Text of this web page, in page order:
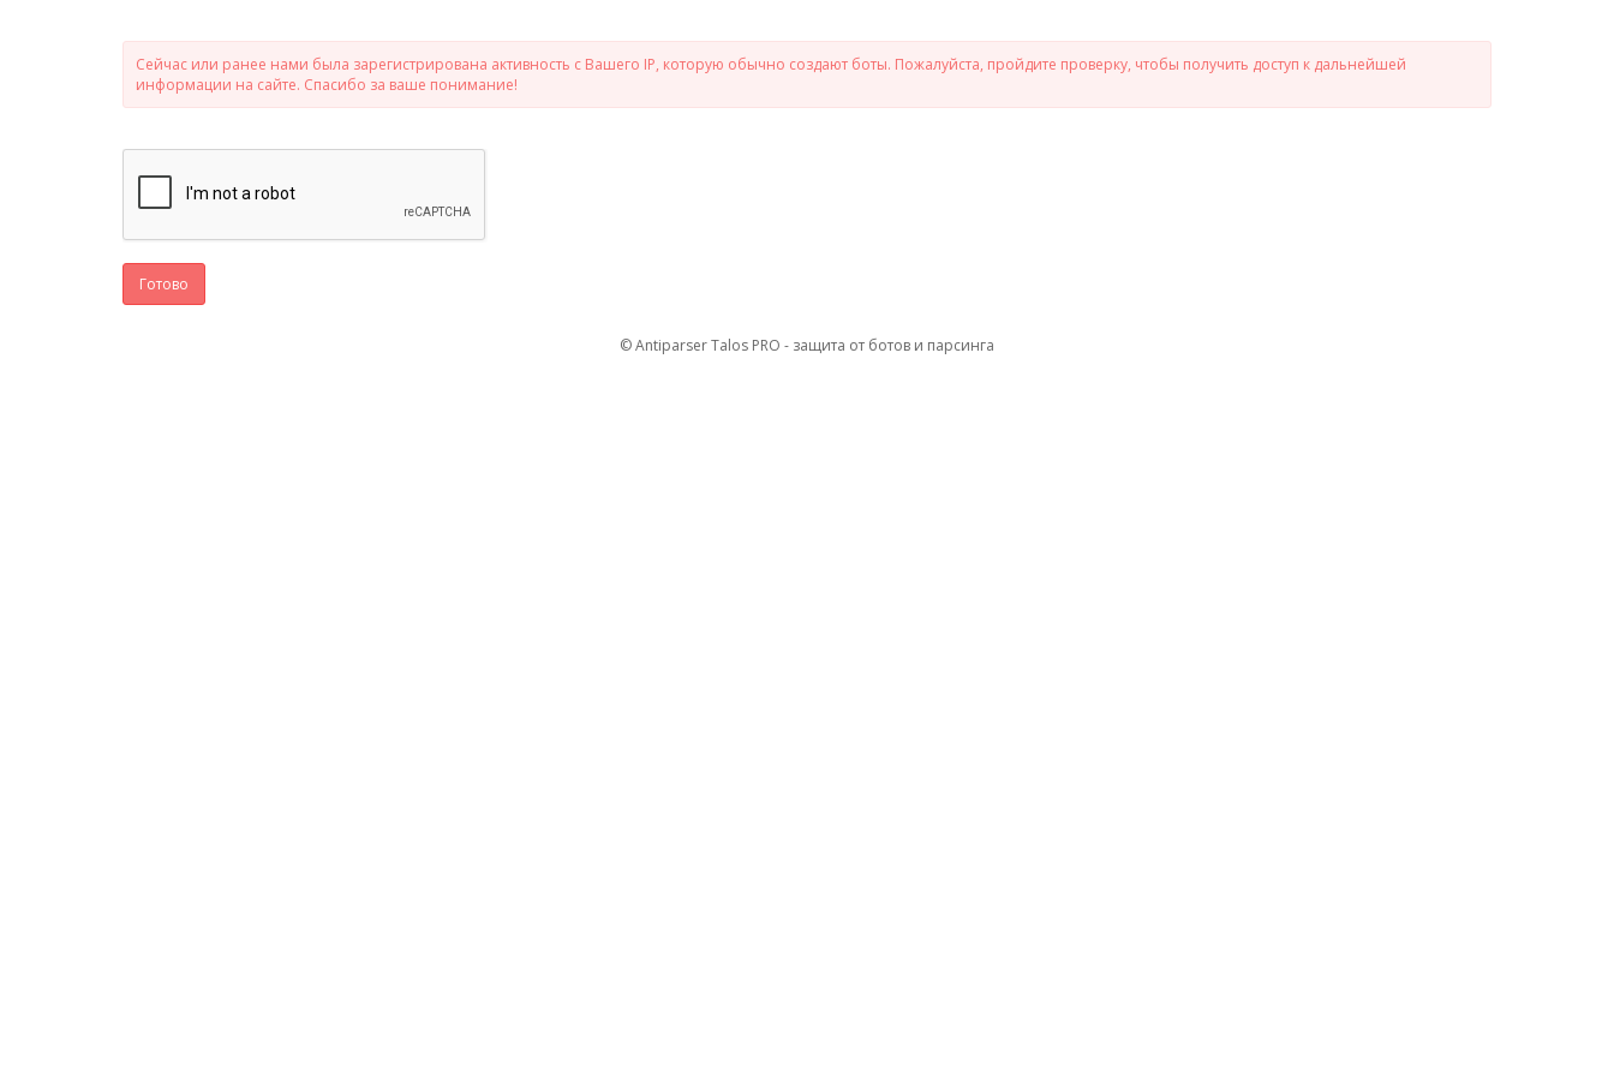
Сейчас или ранее нами была зарегистрирована активность с Вашего IP, которую обычно создают боты. Пожалуйста, пройдите проверку, чтобы получить доступ к дальнейшей
информации на сайте. Спасибо за ваше понимание!
Готово
© Antiparser Talos PRO - защита от ботов и парсинга